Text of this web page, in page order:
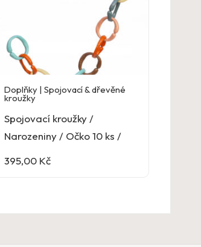
Doplňky | Spojovací & dřevěné
kroužky
Spojovací kroužky /
Narozeniny / Očko 10 ks /
395,00 Kč